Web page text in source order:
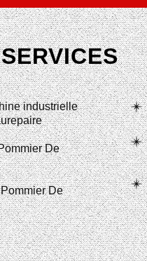
industrielle
De
De